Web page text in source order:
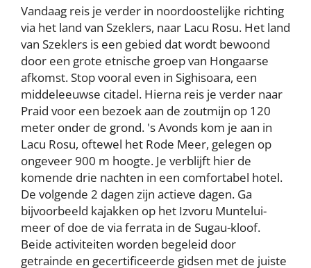
Vandaag reis je verder in noordoostelijke richting
via het land van Szeklers, naar Lacu Rosu. Het land
van Szeklers is een gebied dat wordt bewoond
door een grote etnische groep van Hongaarse
afkomst. Stop vooral even in Sighisoara, een
middeleeuwse citadel. Hierna reis je verder naar
Praid voor een bezoek aan de zoutmijn op 120
meter onder de grond. 's Avonds kom je aan in
Lacu Rosu, oftewel het Rode Meer, gelegen op
ongeveer 900 m hoogte. Je verblijft hier de
komende drie nachten in een comfortabel hotel.
De volgende 2 dagen zijn actieve dagen. Ga
bijvoorbeeld kajakken op het Izvoru Muntelui-
meer of doe de via ferrata in de Sugau-kloof.
Beide activiteiten worden begeleid door
getrainde en gecertificeerde gidsen met de juiste